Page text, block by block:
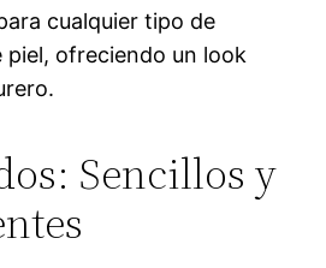
cualquier tipo de
piel, ofreciendo un look
Sencillos y